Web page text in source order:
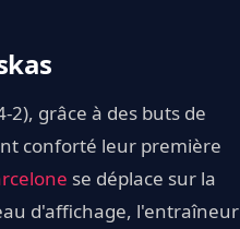
2), grâce à des buts de
conforté leur première
se déplace sur la
d'affichage, l'entraîneur